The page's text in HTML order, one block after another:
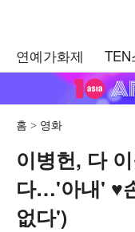
연예가화제
홈 영화
이병헌, 다
다…'아내' ♥
없다')